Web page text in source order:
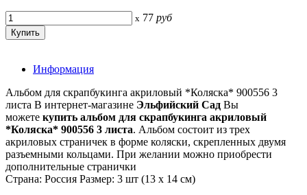
x 77 руб
Информация
Альбом для скрапбукинга акриловый *Коляска* 900556 3
листа В интернет-магазине Эльфийский Сад Вы
можете купить альбом для скрапбукинга акриловый
*Коляска* 900556 3 листа. Альбом состоит из трех
акриловых страничек в форме коляски, скрепленных двумя
разъемными кольцами. При желании можно приобрести
дополнительные странички
Страна: Россия Размер: 3 шт (13 х 14 см)